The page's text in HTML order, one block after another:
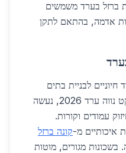
ברזל בערד משמשים
אדמה, בהתאם לתקן
לבניית בתים
פרטיים ודירות. לדוגמה, בפרויקט נווה ערד 2026, נעשה
12-20 מ"מ לחיזוק עמודים וקורות.
איכותיים מ-קונה ברזל
בשכונות מגורים, מוטות